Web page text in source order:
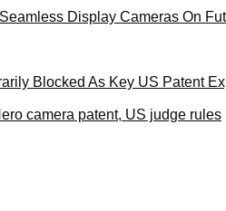
Display Cameras On
Blocked As Key US Patent
camera patent, US judge rules